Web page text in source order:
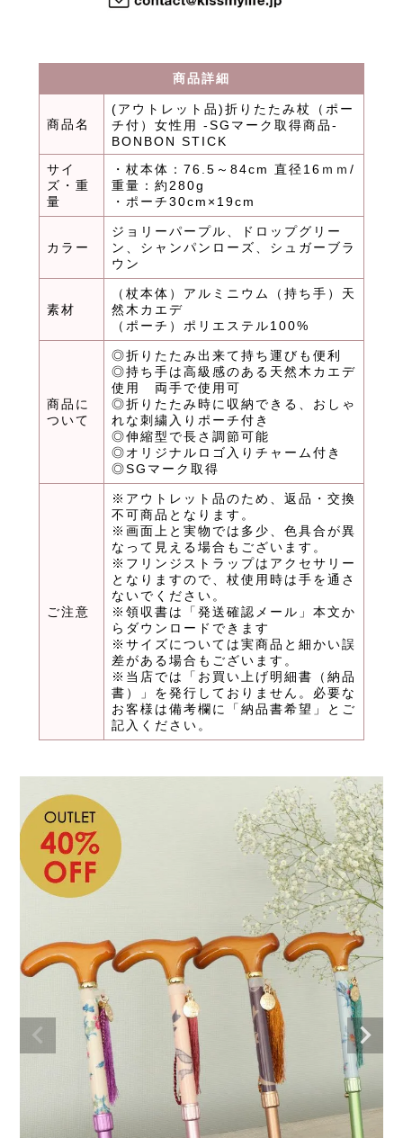
商品詳細
商品名
(アウトレット品)折りたたみ杖（ポー
チ付）女性用 -SGマーク取得商品-
BONBON STICK
サイ
ズ・重
量
・杖本体：76.5～84cm 直径16ｍｍ/
重量：約280g
・ポーチ30cm×19cm
カラー
ジョリーパープル、ドロップグリー
ン、シャンパンローズ、シュガーブラ
ウン
素材
（杖本体）アルミニウム（持ち手）天
然木カエデ
（ポーチ）ポリエステル100%
商品に
ついて
◎折りたたみ出来て持ち運びも便利
◎持ち手は高級感のある天然木カエデ
使用 両手で使用可
◎折りたたみ時に収納できる、おしゃ
れな刺繍入りポーチ付き
◎伸縮型で長さ調節可能
◎オリジナルロゴ入りチャーム付き
◎SGマーク取得
ご注意
※アウトレット品のため、返品・交換
不可商品となります。
※画面上と実物では多少、色具合が異
なって見える場合もございます。
※フリンジストラップはアクセサリー
となりますので、杖使用時は手を通さ
ないでください。
※領収書は「発送確認メール」本文か
らダウンロードできます
※サイズについては実商品と細かい誤
差がある場合もございます。
※当店では「お買い上げ明細書（納品
書）」を発行しておりません。必要な
お客様は備考欄に「納品書希望」とご
記入ください。